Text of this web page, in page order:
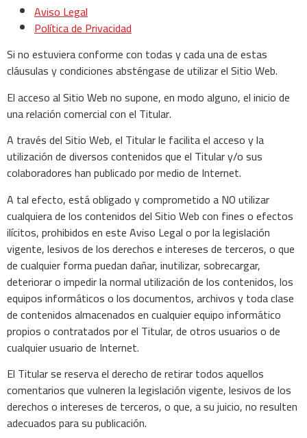
Aviso Legal
Política de Privacidad
Si no estuviera conforme con todas y cada una de estas
cláusulas y condiciones absténgase de utilizar el Sitio Web.
El acceso al Sitio Web no supone, en modo alguno, el inicio de
una relación comercial con el Titular.
A través del Sitio Web, el Titular le facilita el acceso y la
utilización de diversos contenidos que el Titular y/o sus
colaboradores han publicado por medio de Internet.
A tal efecto, está obligado y comprometido a NO utilizar
cualquiera de los contenidos del Sitio Web con fines o efectos
ilícitos, prohibidos en este Aviso Legal o por la legislación
vigente, lesivos de los derechos e intereses de terceros, o que
de cualquier forma puedan dañar, inutilizar, sobrecargar,
deteriorar o impedir la normal utilización de los contenidos, los
equipos informáticos o los documentos, archivos y toda clase
de contenidos almacenados en cualquier equipo informático
propios o contratados por el Titular, de otros usuarios o de
cualquier usuario de Internet.
El Titular se reserva el derecho de retirar todos aquellos
comentarios que vulneren la legislación vigente, lesivos de los
derechos o intereses de terceros, o que, a su juicio, no resulten
adecuados para su publicación.